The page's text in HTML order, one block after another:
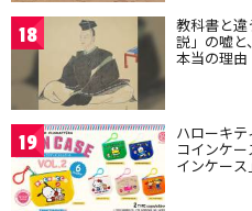
18 教科書と
説」の嘘と
本当の理由
19 ハローキ
コインケ
インケー